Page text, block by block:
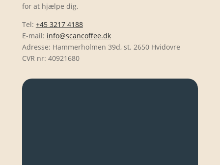
for at hjælpe dig.
Tel: +45 3217 4188
E-mail: info@scancoffee.dk
Adresse: Hammerholmen 39d, st. 2650 Hvidovre
CVR nr: 40921680